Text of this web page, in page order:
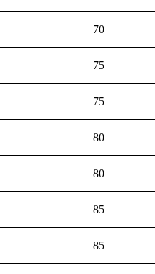
70
75
75
80
80
85
85